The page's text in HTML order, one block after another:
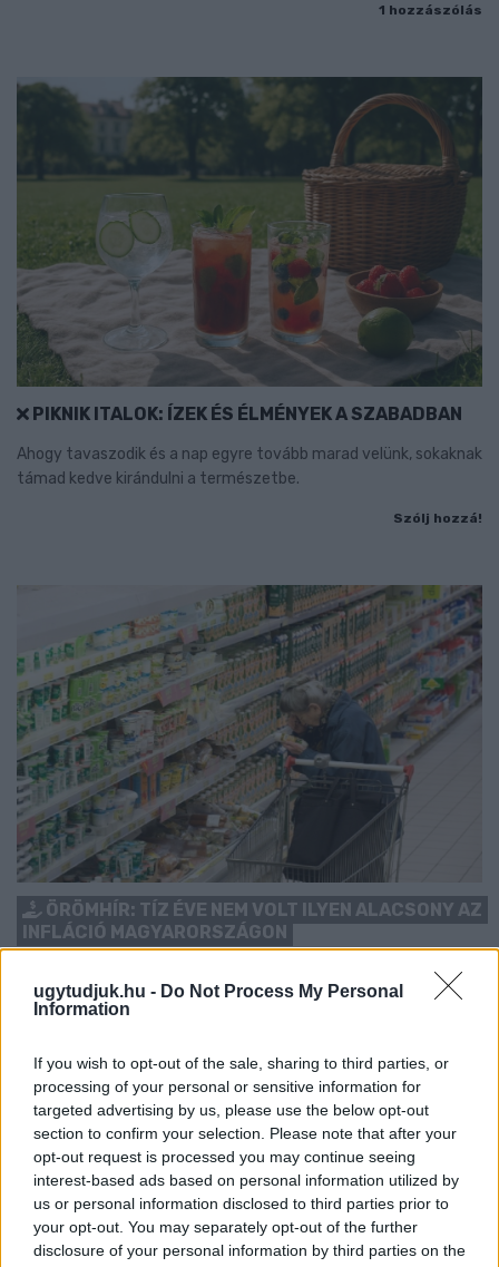
ugytudjuk.hu - Do Not Process My Personal
Information
If you wish to opt-out of the sale, sharing to third parties, or
processing of your personal or sensitive information for
targeted advertising by us, please use the below opt-out
section to confirm your selection. Please note that after your
opt-out request is processed you may continue seeing
interest-based ads based on personal information utilized by
us or personal information disclosed to third parties prior to
your opt-out. You may separately opt-out of the further
disclosure of your personal information by third parties on the
1 hozzászólás
PIKNIK ITALOK: ÍZEK ÉS ÉLMÉNYEK A SZABADBAN
Ahogy tavaszodik és a nap egyre tovább marad velünk, sokaknak
támad kedve kirándulni a természetbe.
Szólj hozzá!
ÖRÖMHÍR: TÍZ ÉVE NEM VOLT ILYEN ALACSONY AZ
INFLÁCIÓ MAGYARORSZÁGON
összevetésben a fogyasztói árak, miközben az élelmiszerek ára
már csökkent.
Szólj hozzá!